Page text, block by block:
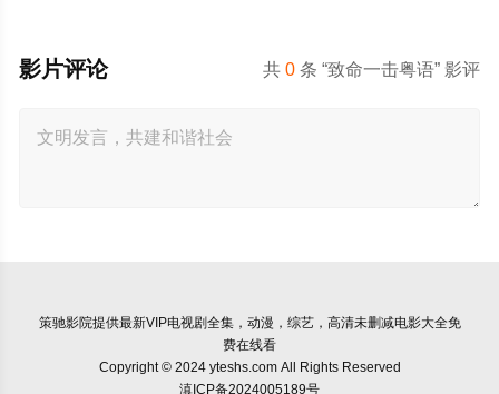
共0 条 “致命一击粤语” 影评
影片评论
策驰影院提供最新VIP电视剧全集，动漫，综艺，高清未删减电影大全免
费在线看
Copyright © 2024 yteshs.com All Rights Reserved
滇ICP备2024005189号